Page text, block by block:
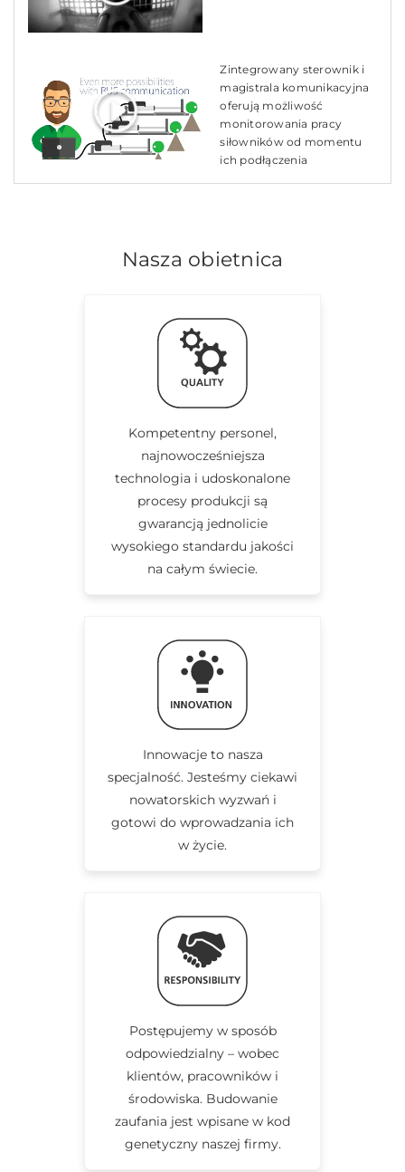
Zintegrowany sterownik i
magistrala komunikacyjna
oferują możliwość
monitorowania pracy
siłowników od momentu
ich podłączenia
Nasza obietnica
Kompetentny personel,
najnowocześniejsza
technologia i udoskonalone
procesy produkcji są
gwarancją jednolicie
wysokiego standardu jakości
na całym świecie.
Innowacje to nasza
specjalność. Jesteśmy ciekawi
nowatorskich wyzwań i
gotowi do wprowadzania ich
w życie.
Postępujemy w sposób
odpowiedzialny – wobec
klientów, pracowników i
środowiska. Budowanie
zaufania jest wpisane w kod
genetyczny naszej firmy.